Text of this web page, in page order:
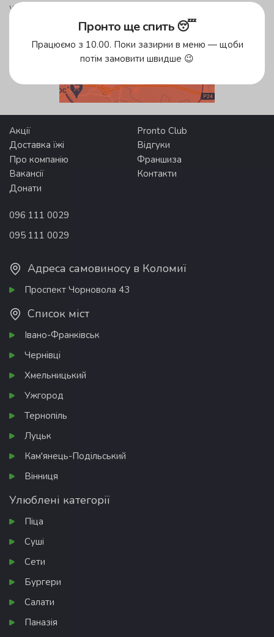
у жовтій зоні
Безкоштовна доставка
від 500 грн
Акції
Pronto Club
Доставка їжі
Відгуки
Про компанію
Франшиза
Вакансії
Контакти
Донати
096 111 0029
095 111 0029
Адреса самовиносу в Коломиї
Проспект Чорновола 43
Список міст
Івано-Франківськ
Чернівці
Хмельницький
Ужгород
Тернопіль
Луцьк
Кам'янець-Подільський
Вінниця
Улюблені категорії
Піца
Суші
Сети
Бургери
Салати
Паназія
Пронто ще спить 😴
Працюємо з 10.00. Поки зазирни в меню — щоби
потім замовити швидше 😉